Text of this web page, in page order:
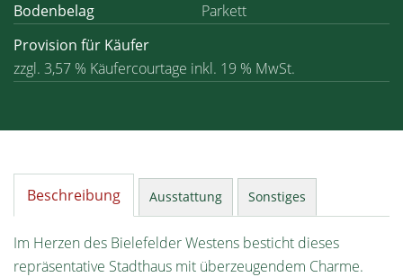
Bodenbelag
Parkett
Provision für Käufer
zzgl. 3,57 % Käufercourtage inkl. 19 % MwSt.
Beschreibung Ausstattung Sonstiges
Im Herzen des Bielefelder Westens besticht dieses
repräsentative Stadthaus mit überzeugendem Charme.